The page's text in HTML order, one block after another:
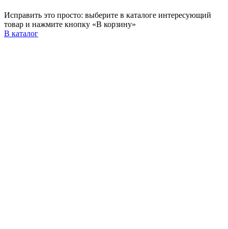
Исправить это просто: выберите в каталоге интересующий
товар и нажмите кнопку «В корзину»
В каталог